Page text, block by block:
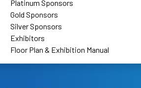
Platinum Sponsors
Gold Sponsors
Silver Sponsors
Exhibitors
Floor Plan & Exhibition Manual